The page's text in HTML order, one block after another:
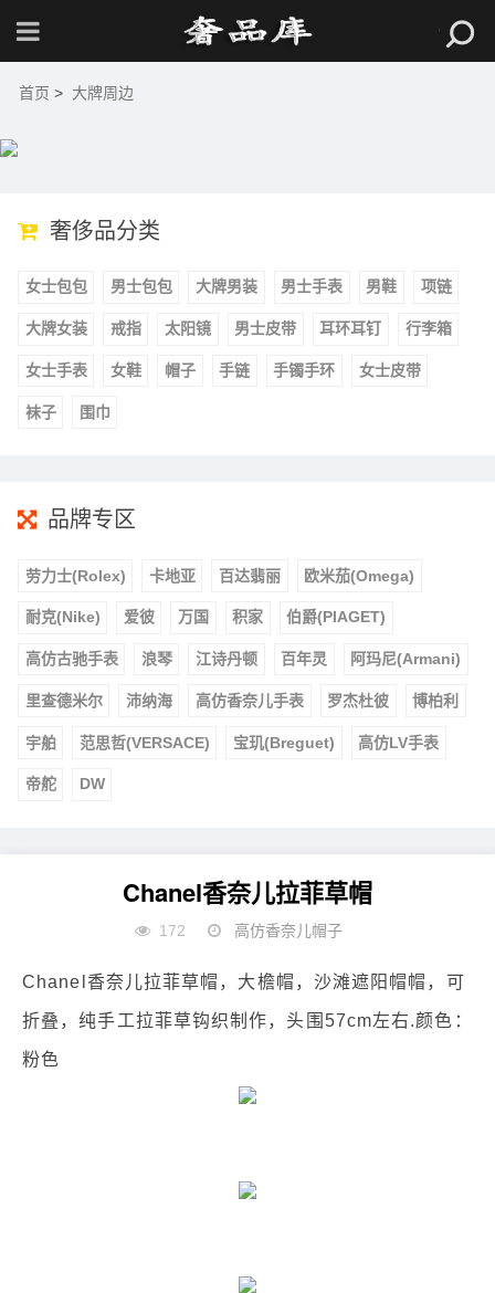
首页 > 大牌周边
奢侈品分类
女士包包 男士包包 大牌男装 男士手表 男鞋 项链
大牌女装 戒指 太阳镜 男士皮带 耳环耳钉 行李箱
女士手表 女鞋 帽子 手链 手镯手环 女士皮带
袜子 围巾
品牌专区
劳力士(Rolex) 卡地亚 百达翡丽 欧米茄(Omega)
耐克(Nike) 爱彼 万国 积家 伯爵(PIAGET)
高仿古驰手表 浪琴 江诗丹顿 百年灵 阿玛尼(Armani)
里查德米尔 沛纳海 高仿香奈儿手表 罗杰杜彼 博柏利
宇舶 范思哲(VERSACE) 宝玑(Breguet) 高仿LV手表
帝舵 DW
Chanel香奈儿拉菲草帽
172 高仿香奈儿帽子
Chanel香奈儿拉菲草帽，大檐帽，沙滩遮阳帽帽，可
折叠，纯手工拉菲草钩织制作，头围57cm左右.颜色：
粉色